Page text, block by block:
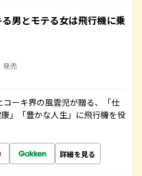
男とモテる女は飛行機に乗
発売
ーキ界の風雲児が贈る、「仕
」「豊かな人生」に飛行機を役
詳細を見る